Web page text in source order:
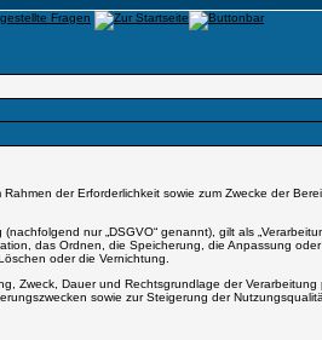
der Erforderlichkeit sowie zum Zwecke der
nur „DSGVO“ genannt), gilt als
das Ordnen, die Speicherung, die Anpassung
oder die Vernichtung.
Zweck, Dauer und Rechtsgrundlage der
sowie zur Steigerung der